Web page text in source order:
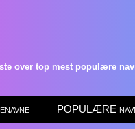
over top mest populære
POPULÆRE